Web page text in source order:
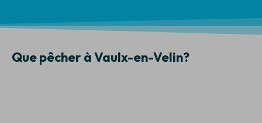
Que pêcher à Vaulx-en-Velin?